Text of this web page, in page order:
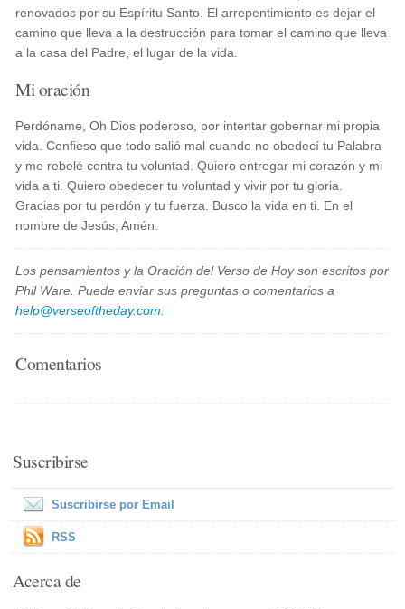
renovados por su Espíritu Santo. El arrepentimiento es dejar el
camino que lleva a la destrucción para tomar el camino que lleva
a la casa del Padre, el lugar de la vida.
Mi oración
Perdóname, Oh Dios poderoso, por intentar gobernar mi propia
vida. Confieso que todo salió mal cuando no obedecí tu Palabra
y me rebelé contra tu voluntad. Quiero entregar mi corazón y mi
vida a ti. Quiero obedecer tu voluntad y vivir por tu gloria.
Gracias por tu perdón y tu fuerza. Busco la vida en ti. En el
nombre de Jesús, Amén.
Los pensamientos y la Oración del Verso de Hoy son escritos por
Phil Ware. Puede enviar sus preguntas o comentarios a
help@verseoftheday.com
Comentarios
Suscribirse
Suscribirse por Email
RSS
Acerca de